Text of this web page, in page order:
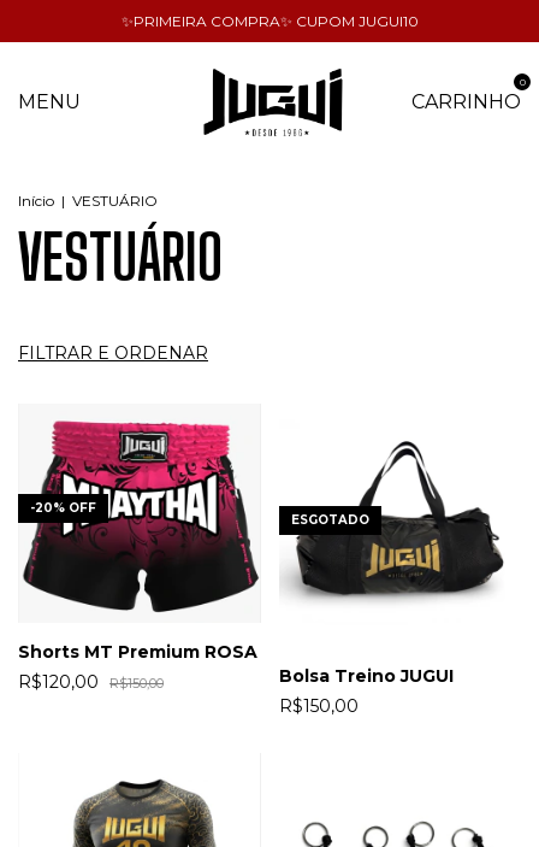
✨PRIMEIRA COMPRA✨ CUPOM JUGUI10
MENU CARRINHO
0
Início | VESTUÁRIO
VESTUÁRIO
FILTRAR E ORDENAR
-20% OFF
Shorts MT Premium ROSA
R$120,00
R$150,00
ESGOTADO
Bolsa Treino JUGUI
R$150,00